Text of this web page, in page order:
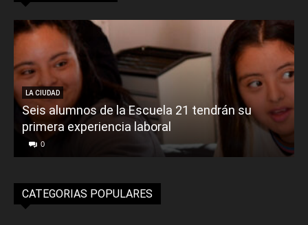
LA CIUDAD
Seis alumnos de la Escuela 21 tendrán su
primera experiencia laboral
0
CATEGORIAS POPULARES